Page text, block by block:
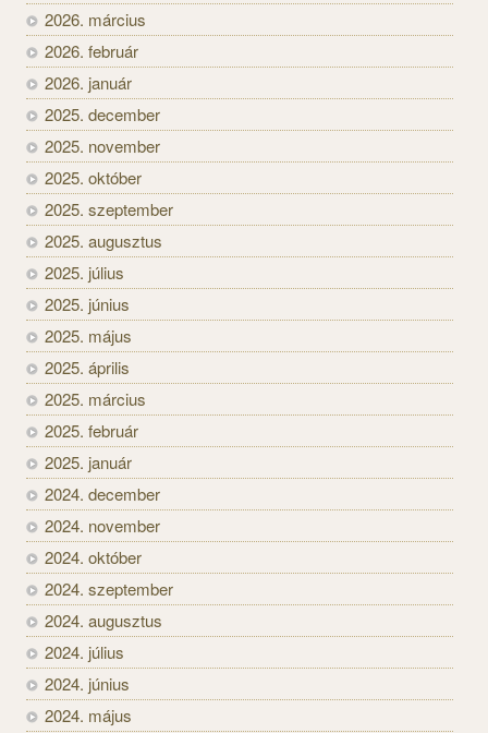
2026. március
2026. február
2026. január
2025. december
2025. november
2025. október
2025. szeptember
2025. augusztus
2025. július
2025. június
2025. május
2025. április
2025. március
2025. február
2025. január
2024. december
2024. november
2024. október
2024. szeptember
2024. augusztus
2024. július
2024. június
2024. május